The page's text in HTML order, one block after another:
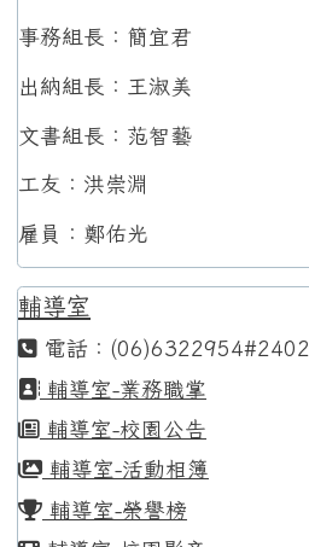
事務組長：簡宜君
出納組長：王淑美
文書組長：范智藝
工友：洪崇淵
雇員：鄭佑光
輔導室
電話：(06)6322954#2402
輔導室-業務職掌
輔導室-校園公告
輔導室-活動相簿
輔導室-榮譽榜